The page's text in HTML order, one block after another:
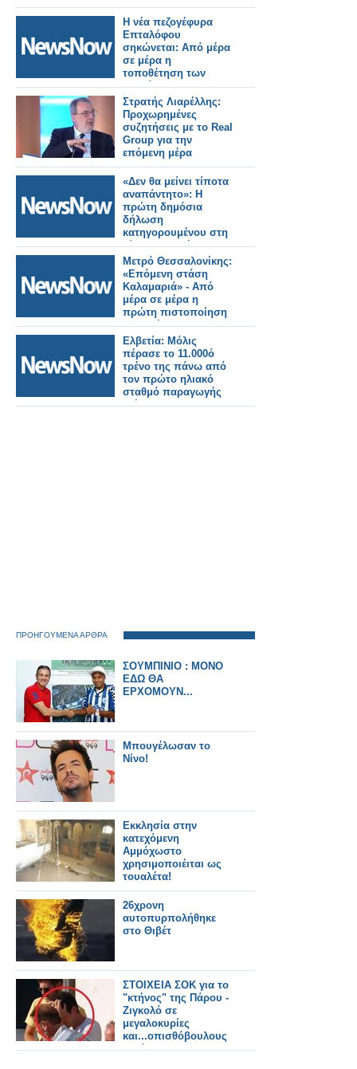
Η νέα πεζογέφυρα
Επταλόφου
σηκώνεται: Από μέρα
σε μέρα η
τοποθέτηση των
τμημάτων.
Στρατής Λιαρέλλης:
Προχωρημένες
συζητήσεις με το Real
Group για την
επόμενη μέρα
«Δεν θα μείνει τίποτα
αναπάντητο»: Η
πρώτη δημόσια
δήλωση
κατηγορουμένου στη
δίκη για τα Τέμπη .
Μετρό Θεσσαλονίκης:
«Επόμενη στάση
Καλαμαριά» - Από
μέρα σε μέρα η
πρώτη πιστοποίηση
της επέκτασης.
Ελβετία: Μόλις
πέρασε το 11.000ό
τρένο της πάνω από
τον πρώτο ηλιακό
σταθμό παραγωγής
ενέργειας στον
ΠΡΟΗΓΟΥΜΕΝΑ ΑΡΘΡΑ
ΣΟΥΜΠΙΝΙΟ : ΜΟΝΟ
ΕΔΩ ΘΑ
ΕΡΧΟΜΟΥΝ...
Μπουγέλωσαν το
Νίνο!
Εκκλησία στην
κατεχόμενη
Aμμόχωστο
χρησιμοποιέιται ως
τουαλέτα!
26χρονη
αυτοπυρπολήθηκε
στο Θιβέτ
ΣΤΟΙΧΕΙΑ ΣΟΚ για το
"κτήνος" της Πάρου -
Ζιγκολό σε
μεγαλοκυρίες
και...οπισθόβουλους
κυρίους με το